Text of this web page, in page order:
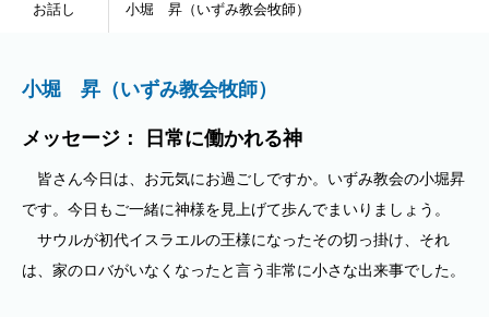
お話し 小堀 昇（いずみ教会牧師）
小堀 昇（いずみ教会牧師）
メッセージ： 日常に働かれる神
皆さん今日は、お元気にお過ごしですか。いずみ教会の小堀昇
です。今日もご一緒に神様を見上げて歩んでまいりましょう。
サウルが初代イスラエルの王様になったその切っ掛け、それ
は、家のロバがいなくなったと言う非常に小さな出来事でした。